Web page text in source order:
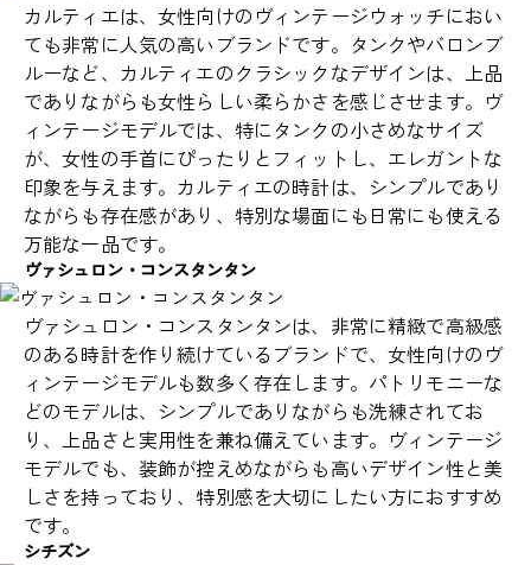
カルティエは、女性向けのヴィンテージウォッチにおい
ても非常に人気の高いブランドです。タンクやバロンブ
ルーなど、カルティエのクラシックなデザインは、上品
でありながらも女性らしい柔らかさを感じさせます。ヴ
ィンテージモデルでは、特にタンクの小さめなサイズ
が、女性の手首にぴったりとフィットし、エレガントな
印象を与えます。カルティエの時計は、シンプルであり
ながらも存在感があり、特別な場面にも日常にも使える
万能な一品です。
ヴァシュロン・コンスタンタン
ヴァシュロン・コンスタンタンは、非常に精緻で高級感
のある時計を作り続けているブランドで、女性向けのヴ
ィンテージモデルも数多く存在します。パトリモニーな
どのモデルは、シンプルでありながらも洗練されてお
り、上品さと実用性を兼ね備えています。ヴィンテージ
モデルでも、装飾が控えめながらも高いデザイン性と美
しさを持っており、特別感を大切にしたい方におすすめ
です。
シチズン